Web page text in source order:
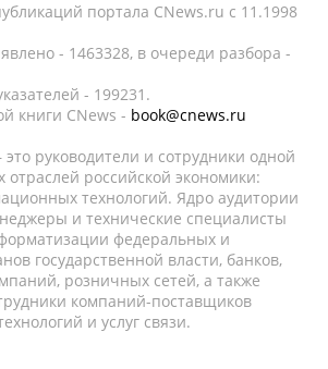
портала CNews.ru c 11.1998
- 1463328, в очереди разбора -
- 199231.
книги CNews - book@cnews.ru
руководители и сотрудники одной
российской экономики:
технологий. Ядро аудитории
и технические специалисты
федеральных и
государственной власти, банков,
розничных сетей, а также
компаний-поставщиков
и услуг связи.